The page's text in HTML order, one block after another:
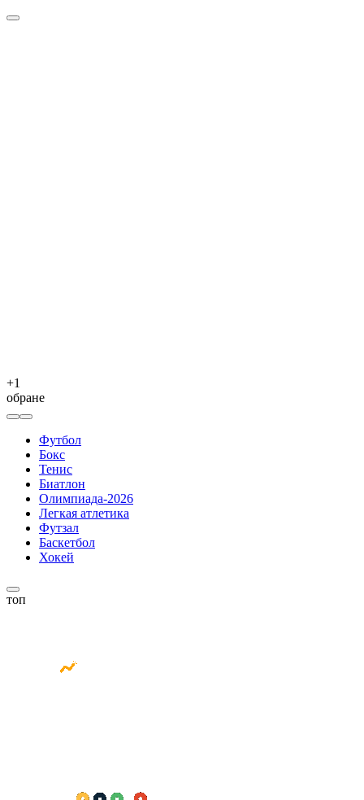
+1
обране
Футбол
Бокс
Тенис
Биатлон
Олимпиада-2026
Легкая атлетика
Футзал
Баскетбол
Хокей
топ